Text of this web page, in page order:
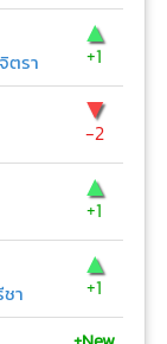
ตรา
▲
+1
▼
-2
▲
+1
า
▲
+1